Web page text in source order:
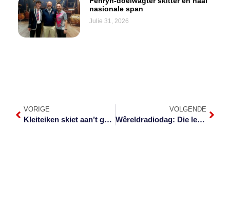
nasionale span
Julie 31, 2026
VORIGE
Kleiteiken skiet aan’t groei in die Laeveld
VOLGENDE
Wêreldradiodag: Die leeu brul weer op 100.5FM